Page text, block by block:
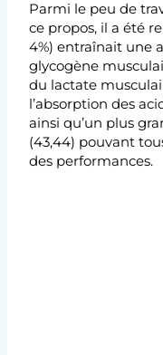
Parmi le peu de
ce propos, il a été
4%) entraînait une
glycogène
du lactate
l’absorption des
ainsi qu’un plus
(43,44) pouvant
des performances.